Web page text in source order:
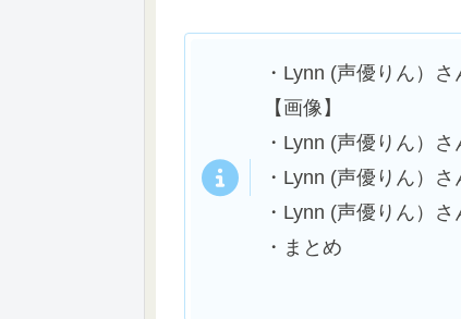
・Lynn (声優りん）
【画像】
・Lynn (声優りん）
・Lynn (声優りん）
・Lynn (声優りん）
・まとめ